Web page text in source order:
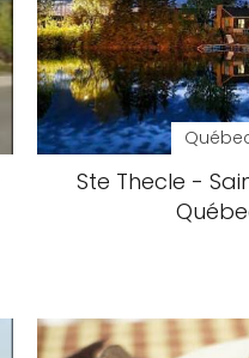
Ste Thecle -